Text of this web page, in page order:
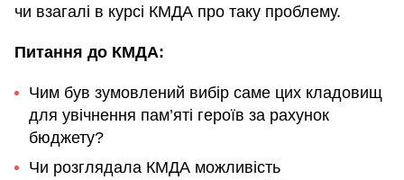
чи взагалі в курсі КМДА про таку проблему.
Питання до КМДА:
Чим був зумовлений вибір саме цих кладовищ
для увічнення пам’яті героїв за рахунок
бюджету?
Чи розглядала КМДА можливість